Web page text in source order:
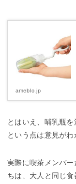
ameblo.jp
とはいえ、哺乳瓶
という点は意見が
実際に喫茶メンバ
ちは、大人と同じ食